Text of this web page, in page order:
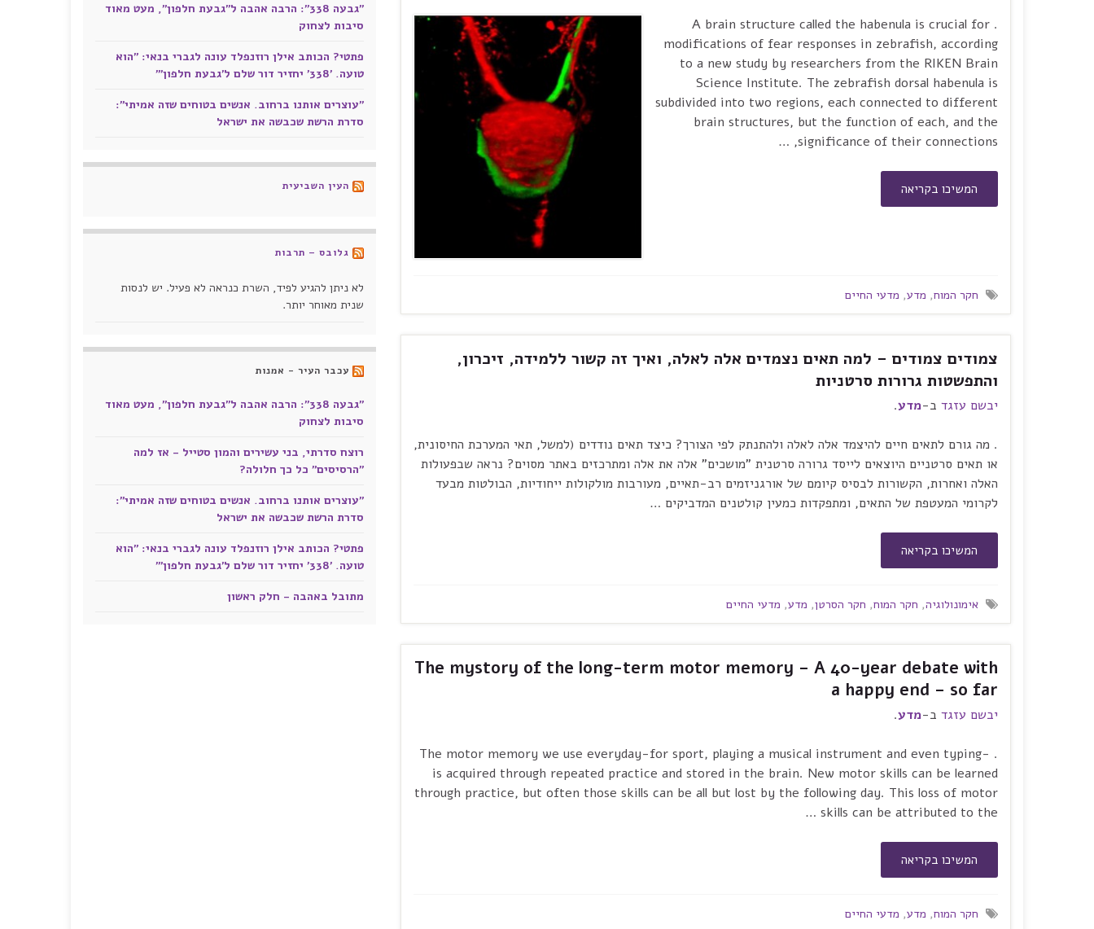
. A brain structure called the habenula is crucial for
modifications of fear responses in zebrafish, according
to a new study by researchers from the RIKEN Brain
Science Institute. The zebrafish dorsal habenula is
subdivided into two regions, each connected to different
brain structures, but the function of each, and the
significance of their connections, …
המשיכו בקריאה
חקר המוח, מדע, מדעי החיים
צמודים צמודים – למה תאים נצמדים אלה לאלה, ואיך זה קשור ללמידה, זיכרון,
והתפשטות גרורות סרטניות
יבשם עזגד ב-מדע.
. מה גורם לתאים חיים להיצמד אלה לאלה ולהתנתק לפי הצורך? כיצד תאים נודדים (למשל, תאי המערכת החיסונית,
או תאים סרטניים היוצאים לייסד גרורה סרטנית "מושכים" אלה את אלה ומתרכזים באתר מסוים? נראה שבפעולות
האלה ואחרות, הקשורות לבסיס קיומם של אורגניזמים רב-תאיים, מעורבות מולקולות ייחודיות, הבולטות מבעד
לקרומי המעטפת של התאים, ומתפקדות כמעין קולטנים המדביקים …
המשיכו בקריאה
אימונולוגיה, חקר המוח, חקר הסרטן, מדע, מדעי החיים
The mystory of the long-term motor memory – A 40-year debate with
a happy end – so far
יבשם עזגד ב-מדע.
. The motor memory we use everyday-for sport, playing a musical instrument and even typing-
is acquired through repeated practice and stored in the brain. New motor skills can be learned
through practice, but often those skills can be all but lost by the following day. This loss of motor
skills can be attributed to the …
המשיכו בקריאה
חקר המוח, מדע, מדעי החיים
"גבעה 338": הרבה אהבה ל"גבעת חלפון", מעט מאוד
סיבות לצחוק
פתטי? הכותב אילן רוזנפלד עונה לגברי בנאי: "הוא
טועה. '338' יחזיר דור שלם ל'גבעת חלפון'"
"עוצרים אותנו ברחוב. אנשים בטוחים שזה אמיתי":
סדרת הרשת שכבשה את ישראל
העין השביעית
גלובס – תרבות
לא ניתן להגיע לפיד, השרת כנראה לא פעיל. יש לנסות
שנית מאוחר יותר.
עכבר העיר - אמנות
"גבעה 338": הרבה אהבה ל"גבעת חלפון", מעט מאוד
סיבות לצחוק
רוצח סדרתי, בני עשירים והמון סטייל - אז למה
"הרסיסים" כל כך חלולה?
"עוצרים אותנו ברחוב. אנשים בטוחים שזה אמיתי":
סדרת הרשת שכבשה את ישראל
פתטי? הכותב אילן רוזנפלד עונה לגברי בנאי: "הוא
טועה. '338' יחזיר דור שלם ל'גבעת חלפון'"
מתובל באהבה - חלק ראשון